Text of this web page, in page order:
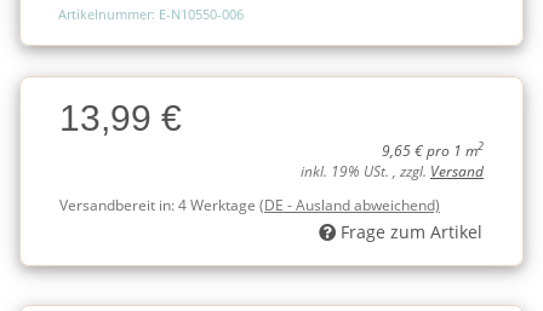
Artikelnummer: E-N10550-006
Charge
Charge13,99 €
9,65 € pro 1 m2
inkl. 19% USt. , zzgl. Versand
Versandbereit in:4 Werktage (DE - Ausland abweichend)
Frage zum Artikel